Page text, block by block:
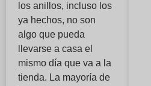
los anillos, incluso los
ya hechos, no son
algo que pueda
llevarse a casa el
mismo día que va a la
tienda. La mayoría de